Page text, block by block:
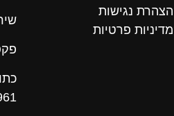
הצהרת נגישות
מדיניות פרטיות